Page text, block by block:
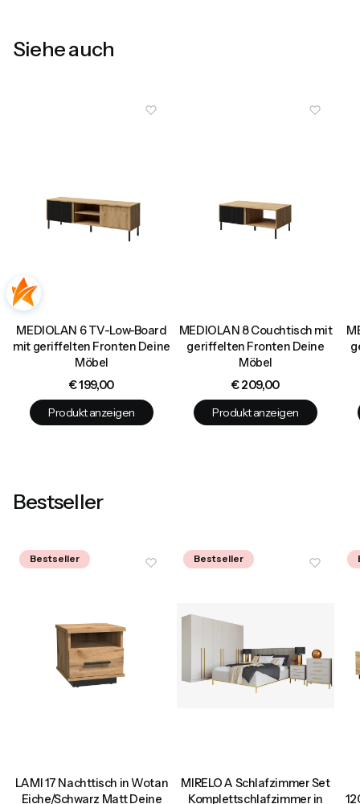
Siehe auch
MEDIOLAN 6 TV-Low-Board
mit geriffelten Fronten Deine
Möbel
Preis
€ 199,00
Produkt anzeigen
MEDIOLAN 8 Couchtisch mit
geriffelten Fronten Deine
Möbel
Preis
€ 209,00
Produkt anzeigen
Bestseller
Bestseller
LAMI 17 Nachttisch in Wotan
Eiche/Schwarz Matt Deine
Bestseller
MIRELO A Schlafzimmer Set
Komplettschlafzimmer in